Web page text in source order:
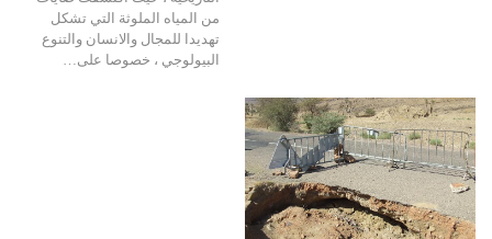
من المياه الملوثة التي تشكل
تهديدا للمجال والانسان والتنوع
البيولوجي ، خصوصا على…